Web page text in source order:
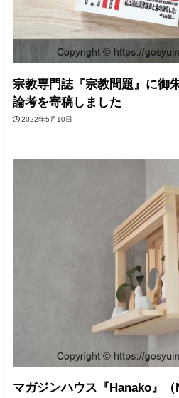
宗教専門誌『宗教問題』に御
論考を寄稿しました
2022年5月10日
マガジンハウス『Hanako』